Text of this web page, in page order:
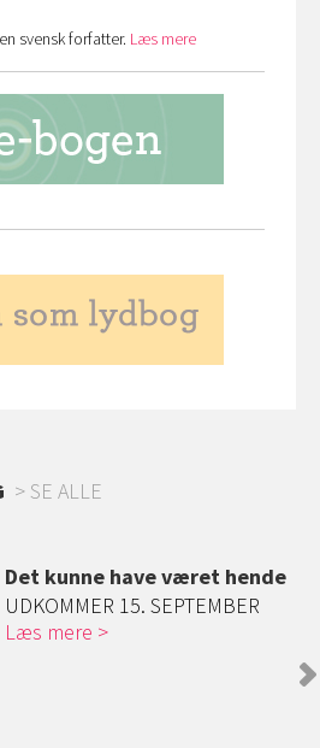
svensk forfatter. Læs mere
SE ALLE
Det kunne have været hende
UDKOMMER 15. SEPTEMBER
Læs mere